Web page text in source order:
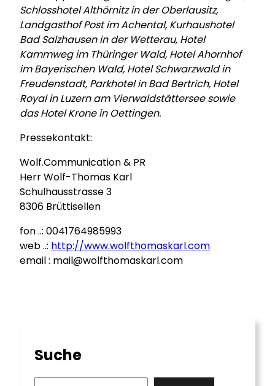
Schlosshotel Althörnitz in der Oberlausitz,
Landgasthof Post im Achental, Kurhaushotel
Bad Salzhausen in der Wetterau, Hotel
Kammweg im Thüringer Wald, Hotel Ahornhof
im Bayerischen Wald, Hotel Schwarzwald in
Freudenstadt, Parkhotel in Bad Bertrich, Hotel
Royal in Luzern am Vierwaldstättersee sowie
das Hotel Krone in Oettingen.
Pressekontakt:
Wolf.Communication & PR
Herr Wolf-Thomas Karl
Schulhausstrasse 3
8306 Brüttisellen
fon ..: 0041764985993
web ..: http://www.wolfthomaskarl.com
email : mail@wolfthomaskarl.com
Suche